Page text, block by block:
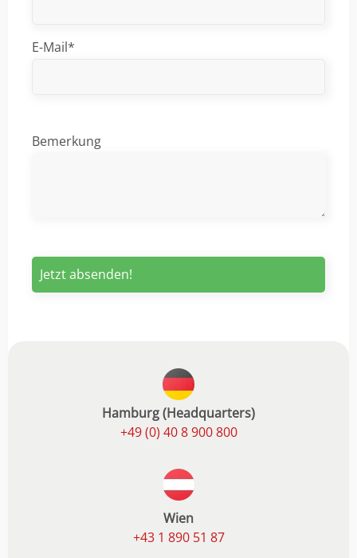
Hamburg (Headquarters)
+49 (0) 40 8 900 800
Wien
+43 1 890 51 87
E-Mail*
Bemerkung